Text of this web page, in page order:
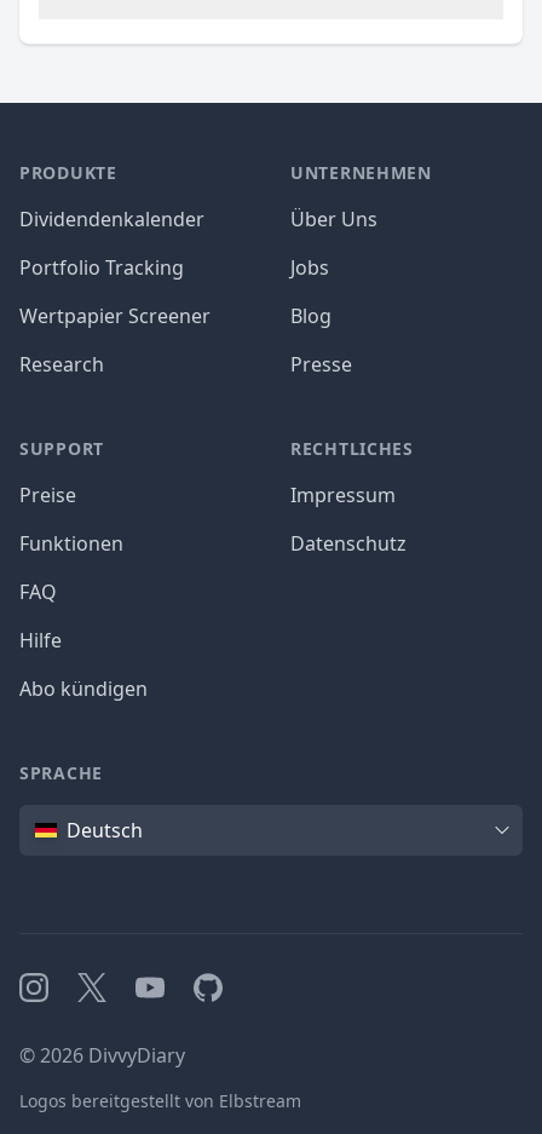
PRODUKTE
Dividendenkalender
Portfolio Tracking
Wertpapier Screener
Research
SUPPORT
Preise
Funktionen
FAQ
Hilfe
Abo kündigen
UNTERNEHMEN
Über Uns
Jobs
Blog
Presse
RECHTLICHES
Impressum
Datenschutz
SPRACHE
SpracheDeutsch
Instagram
X YouTubeGitHub
©2026 DivvyDiary
Logos bereitgestellt von Elbstream